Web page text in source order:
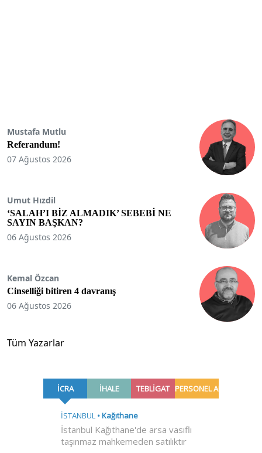
Mustafa Mutlu
Referandum!
07 Ağustos 2026
Umut Hızdil
‘SALAH’I BİZ ALMADIK’ SEBEBİ NE
SAYIN BAŞKAN?
06 Ağustos 2026
Kemal Özcan
Cinselliği bitiren 4 davranış
06 Ağustos 2026
Tüm Yazarlar